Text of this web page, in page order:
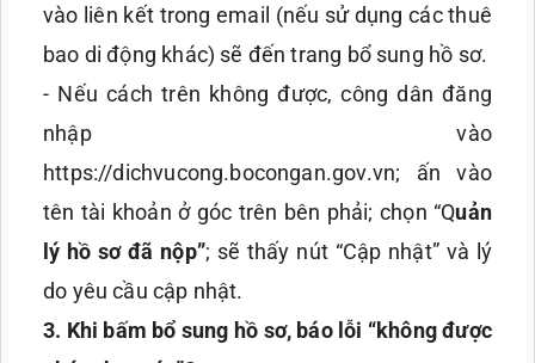
vào liên kết trong email (nếu sử dụng các thuê
bao di động khác) sẽ đến trang bổ sung hồ sơ.
- Nếu cách trên không được, công dân đăng
nhập vào
https://dichvucong.bocongan.gov.vn; ấn vào
tên tài khoản ở góc trên bên phải; chọn “Quản
lý hồ sơ đã nộp”; sẽ thấy nút “Cập nhật” và lý
do yêu cầu cập nhật.
3. Khi bấm bổ sung hồ sơ, báo lỗi “không được